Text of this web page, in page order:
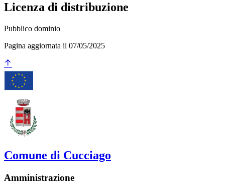
Licenza di distribuzione
Pubblico dominio
Pagina aggiornata il 07/05/2025
Comune di Cucciago
Amministrazione